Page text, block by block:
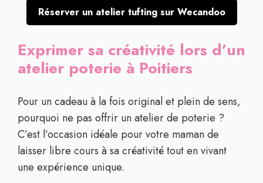
Réserver un atelier tufting sur Wecandoo
Exprimer sa créativité lors d’un
atelier poterie à Poitiers
Pour un cadeau à la fois original et plein de sens,
pourquoi ne pas offrir un atelier de poterie ?
C’est l’occasion idéale pour votre maman de
laisser libre cours à sa créativité tout en vivant
une expérience unique.